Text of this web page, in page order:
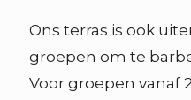
Ons terras is ook
groepen om te
Voor groepen vanaf